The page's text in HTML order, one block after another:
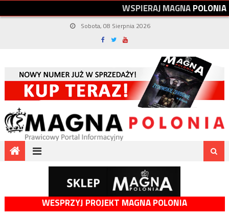
WSPIERAJMAGNAPOLONIA
Sobota, 08 Sierpnia 2026
WESPRZYJ PROJEKT MAGNA POLONIA